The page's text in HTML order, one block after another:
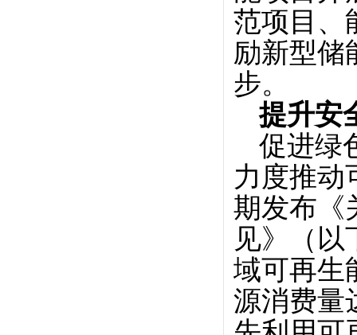
范项目、
励新型储
步。
提升安
促进绿
力度推动
期发布《
见》（以
域可再生
源消费量